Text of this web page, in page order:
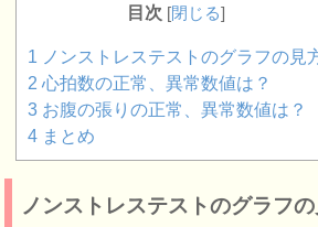
目次 [閉じる]
1 ノンストレステストのグラフの見
2 心拍数の正常、異常数値は？
3 お腹の張りの正常、異常数値は？
4 まとめ
ノンストレステストのグラフ